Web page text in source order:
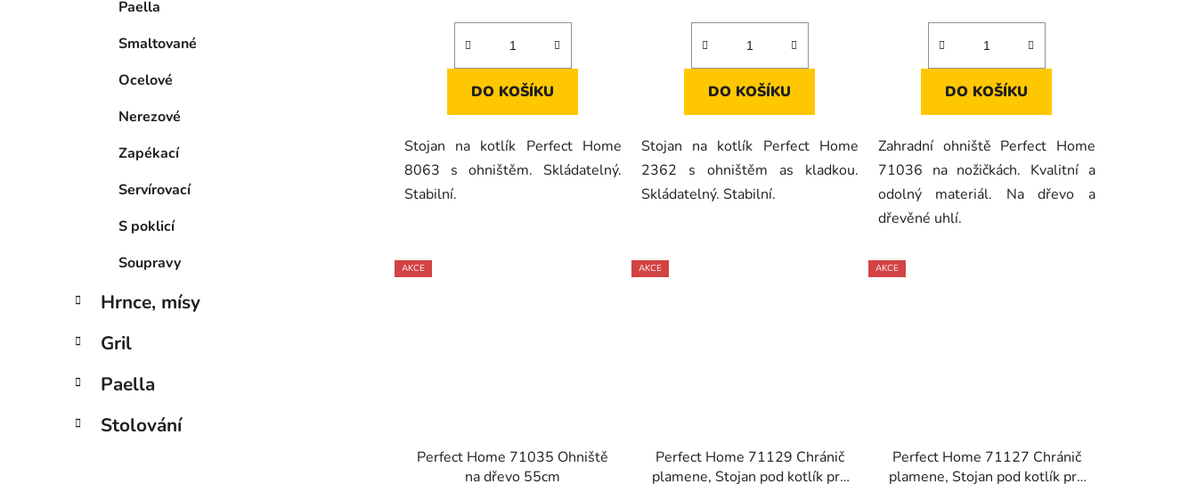
Paella
Smaltované
Ocelové
Nerezové
Zapékací
Servírovací
S poklicí
Soupravy
Hrnce, mísy
Gril
Paella
Stolování
DO KOŠÍKU
Stojan na kotlík Perfect Home
8063 s ohništěm. Skládatelný.
Stabilní.
DO KOŠÍKU
Stojan na kotlík Perfect Home
2362 s ohništěm as kladkou.
Skládatelný. Stabilní.
DO KOŠÍKU
Zahradní ohniště Perfect Home
71036 na nožičkách. Kvalitní a
odolný materiál. Na dřevo a
dřevěné uhlí.
AKCE
Perfect Home 71035 Ohniště
na dřevo 55cm
AKCE
Perfect Home 71129 Chránič
plamene, Stojan pod kotlík pro
AKCE
Perfect Home 71127 Chránič
plamene, Stojan pod kotlík pro